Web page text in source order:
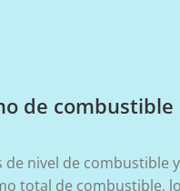
de combustible
nivel de combustible
total de combustible,